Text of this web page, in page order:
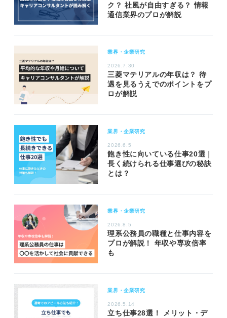
ク？ 社風が自由すぎる？ 情報
通信業界のプロが解説
業界・企業研究
2026.7.30
三菱マテリアルの年収は？ 待
遇を見るうえでのポイントをプ
ロが解説
業界・企業研究
2026.6.5
飽き性に向いている仕事20選｜
長く続けられる仕事選びの秘訣
とは？
業界・企業研究
2026.8.5
理系公務員の職種と仕事内容を
プロが解説！ 年収や専攻倍率
も
業界・企業研究
2026.5.14
立ち仕事28選！ メリット・デ